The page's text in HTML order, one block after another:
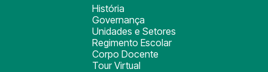
História
Governança
Unidades e Setores
Regimento Escolar
Corpo Docente
Tour Virtual